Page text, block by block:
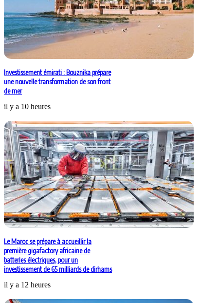
Investissement émirati : Bouznika prépare
une nouvelle transformation de son front
de mer
il y a 10 heures
Le Maroc se prépare à accueillir la
première gigafactory africaine de
batteries électriques, pour un
investissement de 65 milliards de dirhams
il y a 12 heures